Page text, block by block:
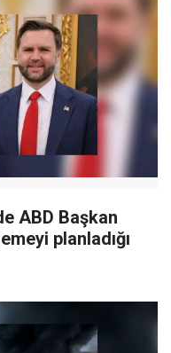
ABD Başkan
planladığı